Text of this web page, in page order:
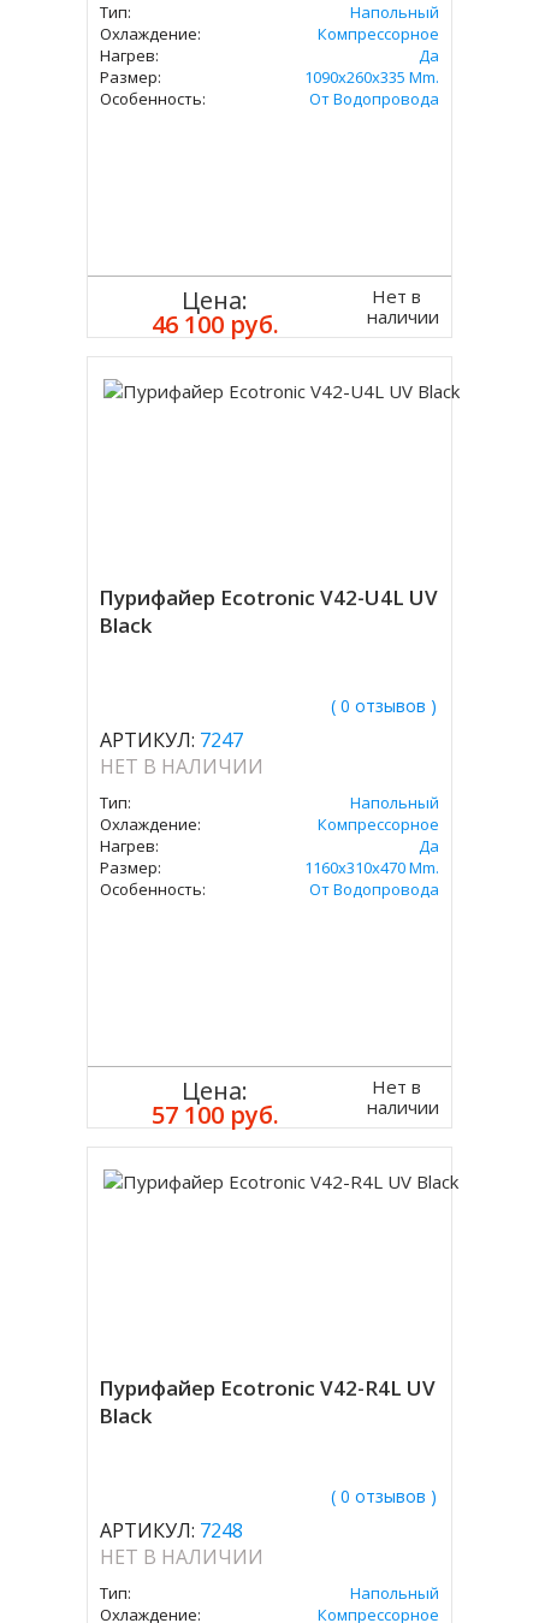
Тип:
Напольный
Охлаждение:
Компрессорное
Нагрев:
Да
Размер:
1090x260x335 Mm.
Особенность:
От Водопровода
Цена:
46 100 руб.
Нет в
наличии
Пурифайер Ecotronic V42-U4L UV
Black
( 0 отзывов )
АРТИКУЛ: 7247
НЕТ В НАЛИЧИИ
Тип:
Напольный
Охлаждение:
Компрессорное
Нагрев:
Да
Размер:
1160x310x470 Mm.
Особенность:
От Водопровода
Цена:
57 100 руб.
Нет в
наличии
Пурифайер Ecotronic V42-R4L UV
Black
( 0 отзывов )
АРТИКУЛ: 7248
НЕТ В НАЛИЧИИ
Тип:
Напольный
Охлаждение:
Компрессорное